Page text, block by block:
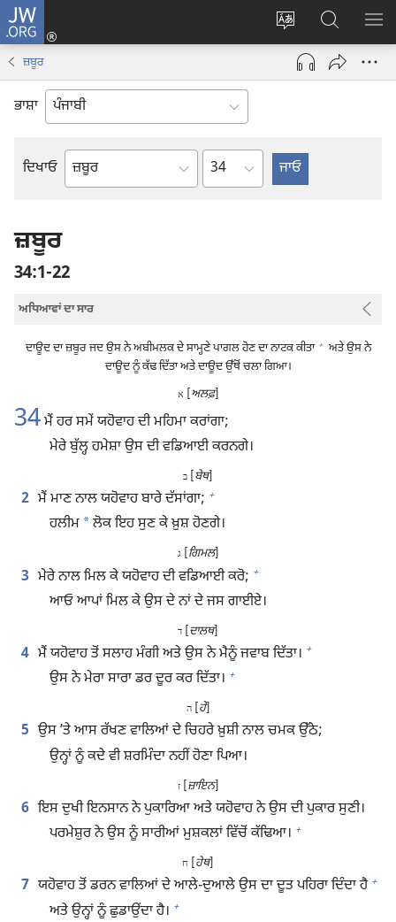
JW.ORG
ਸਾਈਟ
ਦੀ
ਭਾਸ਼ਾ
ਲਾਗ-
(opens
new
JW.ORG
ʼਤੇ
ਖੋਜ
ਜ਼ਬੂਰ
ਭਾਸ਼ਾ
ਦਿਖਾਓ
ਬਾਈਬਲ
Chapter
ਜ਼ਬੂਰ
34:1-22
ਅਧਿਆਵਾਂ ਦਾ ਸਾਰ
ਦਾਊਦ ਦਾ ਜ਼ਬੂਰ ਜਦ ਉਸ ਨੇ ਅਬੀਮਲਕ ਦੇ ਸਾਮ੍ਹਣੇ ਪਾਗਲ ਹੋਣ ਦਾ ਨਾਟਕ ਕੀਤਾ +
ਅਤੇ ਉਸ ਨੇ
ਦਾਊਦ ਨੂੰ ਕੱਢ ਦਿੱਤਾ ਅਤੇ ਦਾਊਦ ਉੱਥੋਂ ਚਲਾ ਗਿਆ।
א ਅਲਫ਼]
34ਮੈਂ ਹਰ ਸਮੇਂ ਯਹੋਵਾਹ ਦੀ ਮਹਿਮਾ ਕਰਾਂਗਾ;
ਮੇਰੇ ਬੁੱਲ੍ਹ ਹਮੇਸ਼ਾ ਉਸ ਦੀ ਵਡਿਆਈ ਕਰਨਗੇ।
ב ਬੇਥ]
2 ਮੈਂ ਮਾਣ ਨਾਲ ਯਹੋਵਾਹ ਬਾਰੇ ਦੱਸਾਂਗਾ; +
ਹਲੀਮ *ਲੋਕ ਇਹ ਸੁਣ ਕੇ ਖ਼ੁਸ਼ ਹੋਣਗੇ।
ג[ ਗਿਮਲ]
3 ਮੇਰੇ ਨਾਲ ਮਿਲ ਕੇ ਯਹੋਵਾਹ ਦੀ ਵਡਿਆਈ ਕਰੋ; +
ਆਓ ਆਪਾਂ ਮਿਲ ਕੇ ਉਸ ਦੇ ਨਾਂ ਦੇ ਜਸ ਗਾਈਏ।
ד ਦਾਲਥ]
4 ਮੈਂ ਯਹੋਵਾਹ ਤੋਂ ਸਲਾਹ ਮੰਗੀ ਅਤੇ ਉਸ ਨੇ ਮੈਨੂੰ ਜਵਾਬ ਦਿੱਤਾ। +
ਉਸ ਨੇ ਮੇਰਾ ਸਾਰਾ ਡਰ ਦੂਰ ਕਰ ਦਿੱਤਾ। +
ה[ ਹੇ]
5 ਉਸ ʼਤੇ ਆਸ ਰੱਖਣ ਵਾਲਿਆਂ ਦੇ ਚਿਹਰੇ ਖ਼ੁਸ਼ੀ ਨਾਲ ਚਮਕ ਉੱਠੇ;
ਉਨ੍ਹਾਂ ਨੂੰ ਕਦੇ ਵੀ ਸ਼ਰਮਿੰਦਾ ਨਹੀਂ ਹੋਣਾ ਪਿਆ।
ז[ ਜ਼ਾਇਨ]
6 ਇਸ ਦੁਖੀ ਇਨਸਾਨ ਨੇ ਪੁਕਾਰਿਆ ਅਤੇ ਯਹੋਵਾਹ ਨੇ ਉਸ ਦੀ ਪੁਕਾਰ ਸੁਣੀ।
ਪਰਮੇਸ਼ੁਰ ਨੇ ਉਸ ਨੂੰ ਸਾਰੀਆਂ ਮੁਸ਼ਕਲਾਂ ਵਿੱਚੋਂ ਕੱਢਿਆ। +
ח ਹੇਥ]
7 ਯਹੋਵਾਹ ਤੋਂ ਡਰਨ ਵਾਲਿਆਂ ਦੇ ਆਲੇ-ਦੁਆਲੇ ਉਸ ਦਾ ਦੂਤ ਪਹਿਰਾ ਦਿੰਦਾ ਹੈ +
ਅਤੇ ਉਨ੍ਹਾਂ ਨੂੰ ਛੁਡਾਉਂਦਾ ਹੈ। +